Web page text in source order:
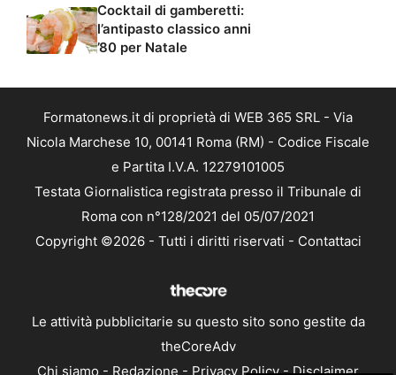
Cocktail di gamberetti:
l’antipasto classico anni
’80 per Natale
Formatonews.it di proprietà di WEB 365 SRL - Via
Nicola Marchese 10, 00141 Roma (RM) - Codice Fiscale
e Partita I.V.A. 12279101005
Testata Giornalistica registrata presso il Tribunale di
Roma con n°128/2021 del 05/07/2021
Copyright ©2026 - Tutti i diritti riservati - Contattaci
Le attività pubblicitarie su questo sito sono gestite da
theCoreAdv
Chi siamo - Redazione - Privacy Policy-Disclaimer